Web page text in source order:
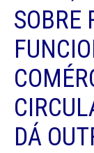
SOBRE
DÁ